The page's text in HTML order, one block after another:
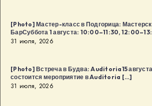
[Photo] Мастер-класс в Подгорица:
БарСуббота 1 августа: 10:00–11:30,
31 июля, 2026
[Photo] Встреча в Будва: Auditoria15
состоится мероприятие в Auditoria […]
31 июля, 2026